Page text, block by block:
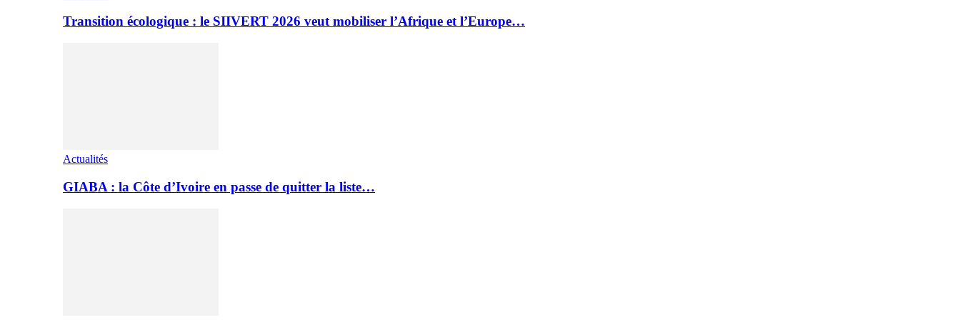
Transition écologique : le SIIVERT 2026 veut mobiliser l’Afrique et l’Europe…
Actualités
GIABA : la Côte d’Ivoire en passe de quitter la liste…